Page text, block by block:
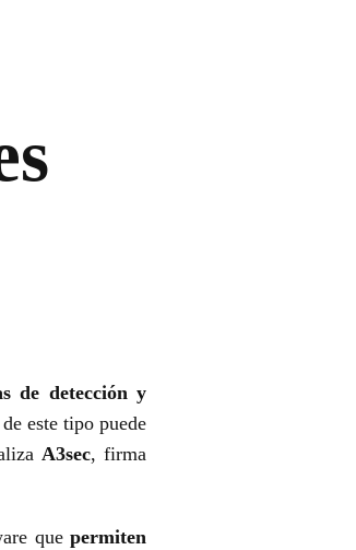
de detección y
este tipo puede
A3sec, firma
que permiten